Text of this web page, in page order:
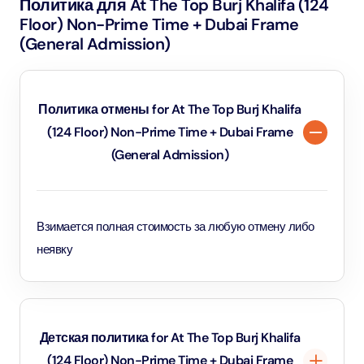
посещения Dubai Frame, и в несколько кликов ваши
билеты будут забронированы. Обязательно проверьте
наличие скидок или комбинированных билетов,
достопримечательностям! Это очень удобно, и вы
избежите длинных очередей у ​​входа. Типы доступных
билетов Когда дело доходит до билетов на Dubai
выбрать стандартный входной билет, который
позволит вам посетить основные
ищете немного больше, рассмотрите премиум-билеты,
впечатления. Каждый тип билета предназначен для
Политика для At The Top Burj Khalifa (124
Floor) Non-Prime Time + Dubai Frame
(General Admission)
Политика отмены for At The Top Burj Khalifa
(124 Floor) Non-Prime Time + Dubai Frame
(General Admission)
Взимается полная стоимость за любую отмену либо
неявку
Детская политика for At The Top Burj Khalifa
(124 Floor) Non-Prime Time + Dubai Frame